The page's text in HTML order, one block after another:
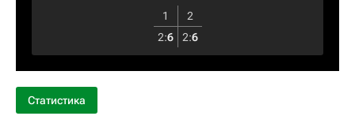
1
2
2:6 2:6
Статистика